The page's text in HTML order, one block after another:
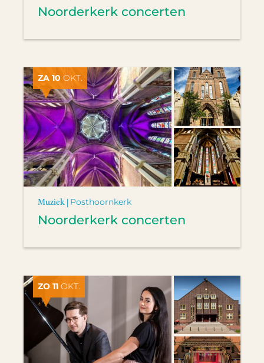
Noorderkerk concerten
ZA 10 OKT.
Muziek | Posthoornkerk
Noorderkerk concerten
ZO 11 OKT.